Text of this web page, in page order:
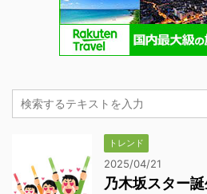
トレンド
2025/04/21
乃木坂スター